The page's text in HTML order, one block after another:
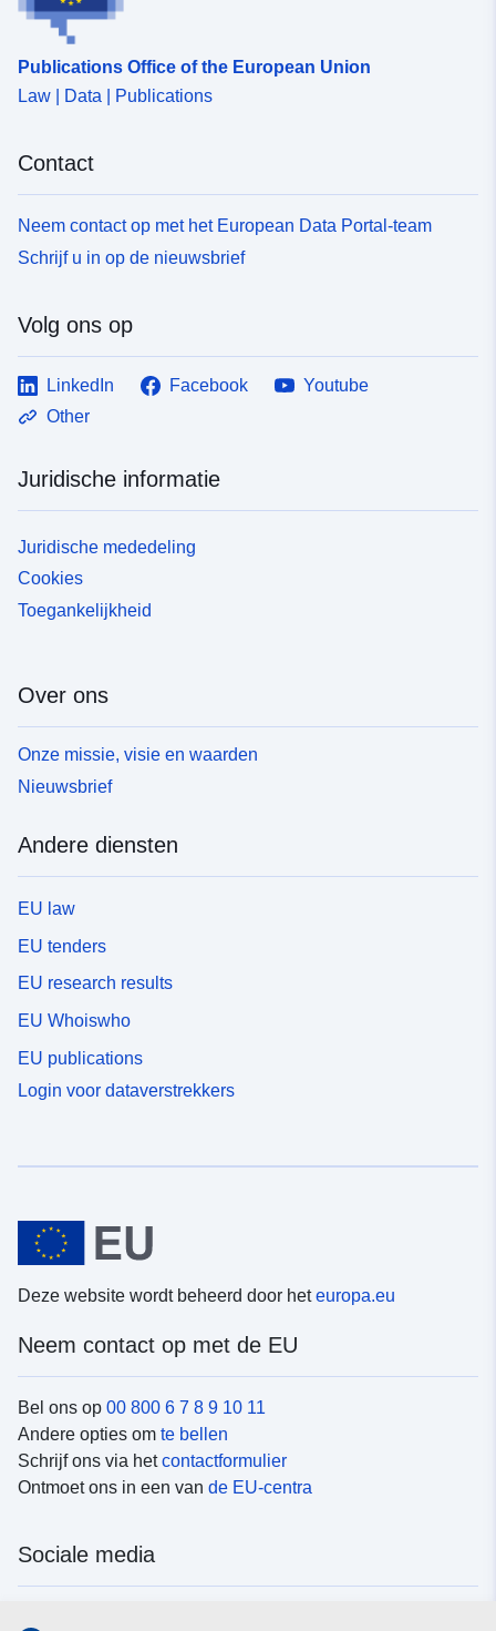
Publications Office of the European Union
Law | Data | Publications
Contact
Neem contact op met het European Data Portal-team
Schrijf u in op de nieuwsbrief
Volg ons op
LinkedIn Facebook
Youtube
Other
Juridische informatie
Juridische mededeling
Cookies
Toegankelijkheid
Over ons
Onze missie, visie en waarden
Nieuwsbrief
Andere diensten
EU law
EU tenders
EU research results
EU Whoiswho
EU publications
Login voor dataverstrekkers
Deze website wordt beheerd door heteuropa.eu
Neem contact op met de EU
Bel ons op 00 800 6 7 8 9 10 11
Andere opties om te bellen
Schrijf ons via hetcontactformulier
Ontmoet ons in een van de EU-centra
Sociale media